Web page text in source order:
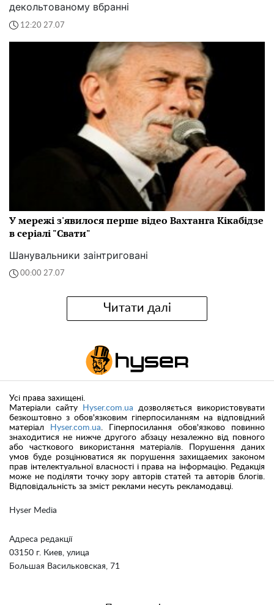
декольтованому вбранні
12:20 27.07
У мережі з'явилося перше відео Вахтанга Кікабідзе
в серіалі "Свати"
Шанувальники заінтриговані
00:00 27.07
Читати далі
Hyser Media
Адреса редакції
03150 г. Киев, улица
Большая Васильковская, 71
Усі права захищені.
Матеріали сайту
Hyser.com.ua дозволяється використовувати
безкоштовно з обов'язковим гіперпосиланням на відповідний
матеріал
Hyser.com.ua. Гіперпосилання обов'язково повинно
знаходитися не нижче другого абзацу незалежно від повного
або часткового використання матеріалів. Порушення даних
умов буде розцінюватися як порушення захищаемих законом
прав інтелектуальної власності і права на інформацію. Редакція
може не поділяти точку зору авторів статей та авторів блогів.
Відповідальність за зміст реклами несуть рекламодавці.